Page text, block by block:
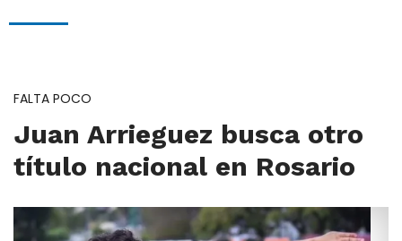
FALTA POCO
Juan Arrieguez busca otro
título nacional en Rosario